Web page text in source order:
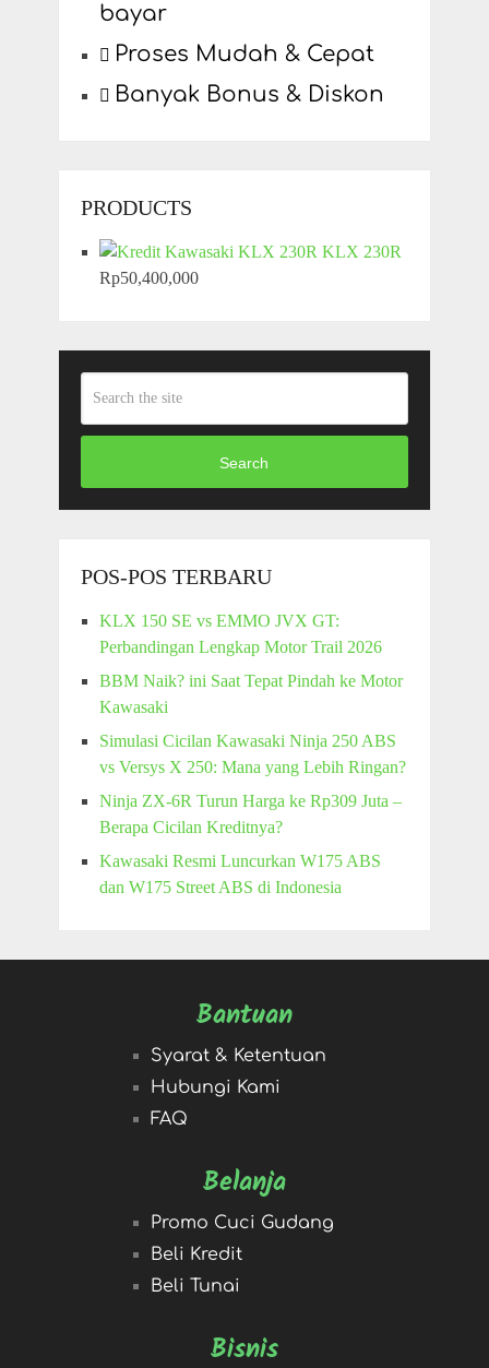
bayar
Proses Mudah & Cepat
Banyak Bonus & Diskon
PRODUCTS
KLX 230R
Rp50,400,000
Search
POS-POS TERBARU
KLX 150 SE vs EMMO JVX GT:
Perbandingan Lengkap Motor Trail 2026
BBM Naik? ini Saat Tepat Pindah ke Motor
Kawasaki
Simulasi Cicilan Kawasaki Ninja 250 ABS
vs Versys X 250: Mana yang Lebih Ringan?
Ninja ZX-6R Turun Harga ke Rp309 Juta –
Berapa Cicilan Kreditnya?
Kawasaki Resmi Luncurkan W175 ABS
dan W175 Street ABS di Indonesia
Bantuan
Syarat & Ketentuan
Hubungi Kami
FAQ
Belanja
Promo Cuci Gudang
Beli Kredit
Beli Tunai
Bisnis